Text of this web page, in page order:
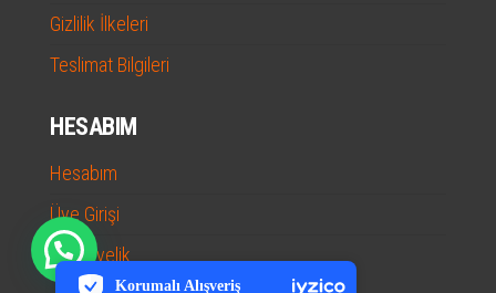
Korumalı Alışveriş
7/24 Canlı Destek
Gizlilik İlkeleri
Teslimat Bilgileri
HESABIM
Hesabım
Üye Girişi
Yeni Üyelik